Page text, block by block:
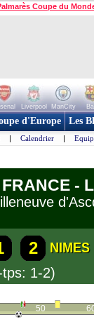
Coupe du
Liverpool ManCity
d'Europe Les
| Calendrier |
-
2
NIMES
tps: 1-2)
50